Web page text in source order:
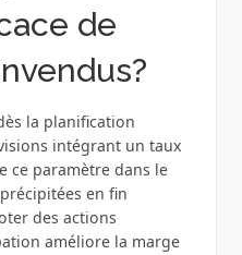
de
la planification
intégrant un taux
ce paramètre dans le
en fin
des actions
améliore la marge